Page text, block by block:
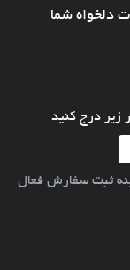
دلخواه شما
زیر درج کنید
ثبت سفارش فعال